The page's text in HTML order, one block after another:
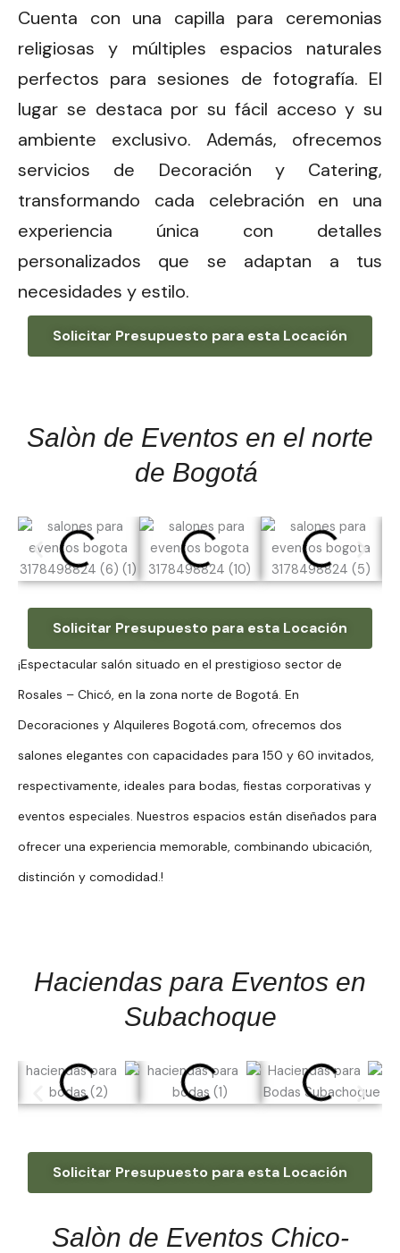
Cuenta con una capilla para ceremonias
religiosas y múltiples espacios naturales
perfectos para sesiones de fotografía. El
lugar se destaca por su fácil acceso y su
ambiente exclusivo. Además, ofrecemos
servicios de Decoración y Catering,
transformando cada celebración en una
experiencia única con detalles
personalizados que se adaptan a tus
necesidades y estilo.
Solicitar Presupuesto para esta Locación
Salòn de Eventos en el norte
de Bogotá
Solicitar Presupuesto para esta Locación
¡Espectacular salón situado en el prestigioso sector de
Rosales – Chicó, en la zona norte de Bogotá. En
Decoraciones y Alquileres Bogotá.com, ofrecemos dos
salones elegantes con capacidades para 150 y 60 invitados,
respectivamente, ideales para bodas, fiestas corporativas y
eventos especiales. Nuestros espacios están diseñados para
ofrecer una experiencia memorable, combinando ubicación,
distinción y comodidad.!
Haciendas para Eventos en
Subachoque
Solicitar Presupuesto para esta Locación
Salòn de Eventos Chico-